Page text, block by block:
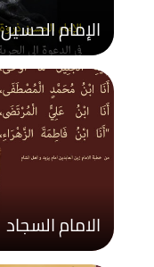
الإمام الحسين
الامام السجاد